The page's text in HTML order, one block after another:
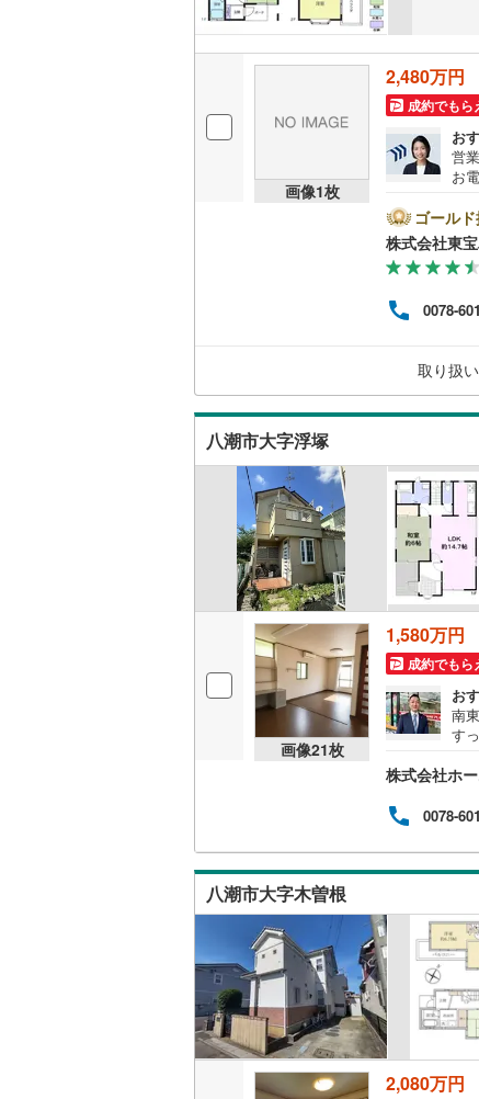
画像1枚
2,480万円
成約でもら
お
営
お
て
舗
産
を
内
ゴール
株式会社東
0078-
取り扱
八潮市大字浮塚
画像21枚
1,580万円
成約でもら
お
南
す
東
ご
株式会社ホ
0078-
八潮市大字木曽根
2,080万円
ウォ
（0）
バルコニ
ウッド
構造・規模
耐震、
オンラ